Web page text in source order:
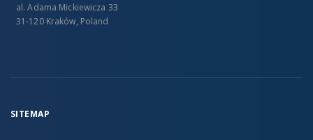
al. Adama Mickiewicza 33
31-120 Kraków, Poland
SITEMAP